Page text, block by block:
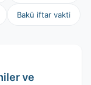
Bakü iftar vakti
ve